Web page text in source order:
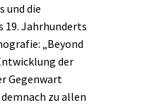
und die
19. Jahrhunderts
„Beyond
der
Gegenwart
zu allen